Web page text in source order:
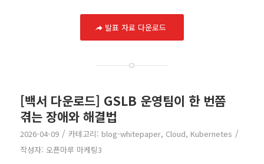
발표 자료 다운로드
[백서 다운로드] GSLB 운영팀이 한 번쯤
겪는 장애와 해결법
2026-04-09 / 카테고리: blog-whitepaper, Cloud, Kubernetes /
작성자: 오픈마루 마케팅3